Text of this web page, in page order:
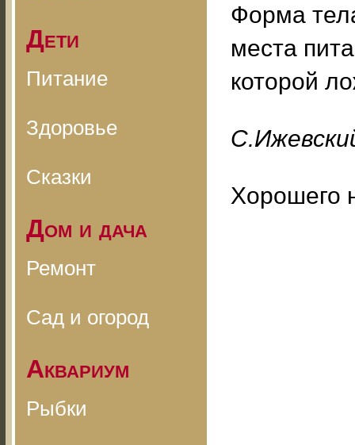
Дети
Питание
Здоровье
Сказки
Дом и дача
Ремонт
Сад и огород
Аквариум
Рыбки
Форма
места
которой
Хорошего